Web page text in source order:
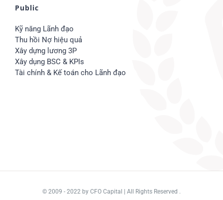
Public
Kỹ năng Lãnh đạo
Thu hồi Nợ hiệu quả
Xây dựng lương 3P
Xây dụng BSC & KPIs
Tài chính & Kế toán cho Lãnh đạo
© 2009 - 2022 by CFO Capital | All Rights Reserved .